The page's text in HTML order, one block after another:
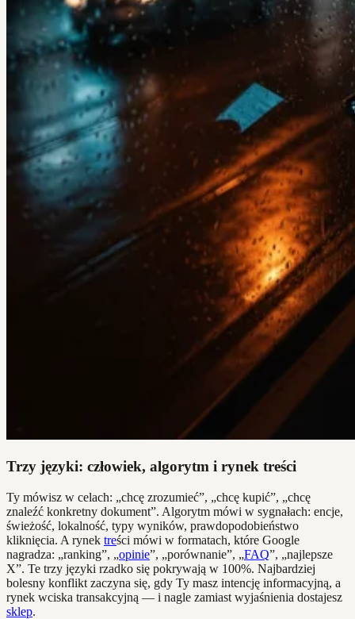
Trzy języki: człowiek, algorytm i rynek treści
Ty mówisz w celach: „chcę zrozumieć”, „chcę kupić”, „chcę
znaleźć konkretny dokument”. Algorytm mówi w sygnałach: encje,
świeżość, lokalność, typy wyników, prawdopodobieństwo
kliknięcia. A rynek treści mówi w formatach, które Google
nagradza: „ranking”, „opinie”, „porównanie”, „FAQ”, „najlepsze
X”. Te trzy języki rzadko się pokrywają w 100%. Najbardziej
bolesny konflikt zaczyna się, gdy Ty masz intencję informacyjną, a
rynek wciska transakcyjną — i nagle zamiast wyjaśnienia dostajesz
sklep.